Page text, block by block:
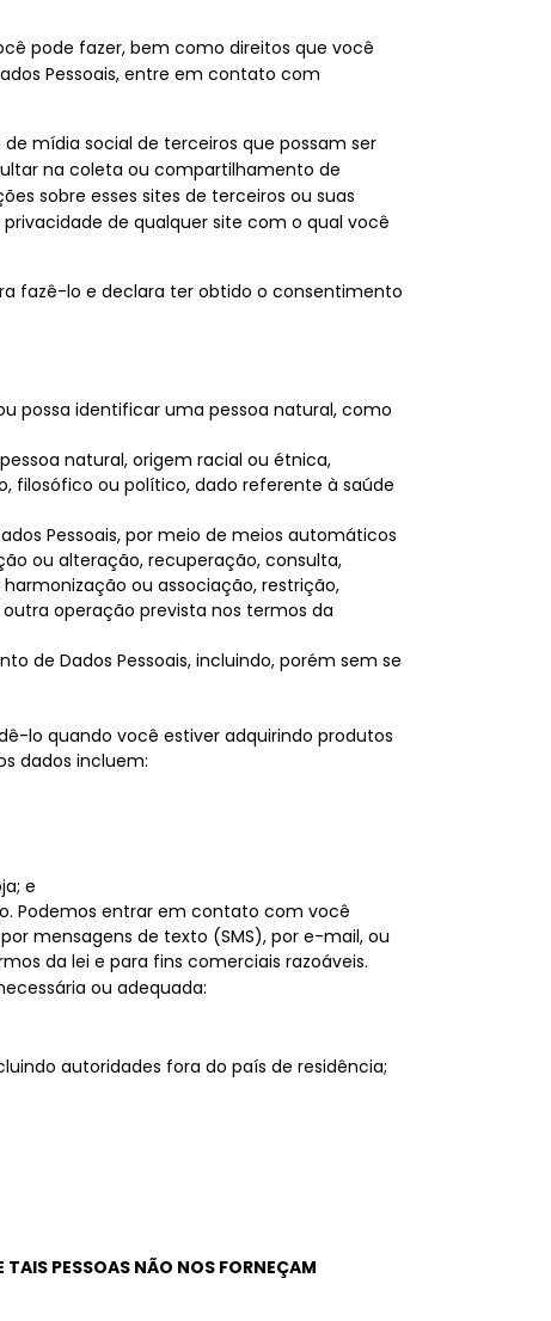
pode fazer, bem como direitos que você
Pessoais, entre em contato com
mídia social de terceiros que possam ser
na coleta ou compartilhamento de
sobre esses sites de terceiros ou suas
de qualquer site com o qual você
fazê-lo e declara ter obtido o consentimento
possa identificar uma pessoa natural, como
natural, origem racial ou étnica,
filosófico ou político, dado referente à saúde
Pessoais, por meio de meios automáticos
ou alteração, recuperação, consulta,
ou associação, restrição,
operação prevista nos termos da
de Dados Pessoais, incluindo, porém sem se
lo quando você estiver adquirindo produtos
dados incluem:
e
Podemos entrar em contato com você
mensagens de texto (SMS), por e-mail, ou
da lei e para fins comerciais razoáveis.
ou adequada:
autoridades fora do país de residência;
PESSOAS NÃO NOS FORNEÇAM